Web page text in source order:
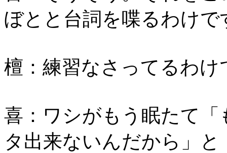
ぼとと台詞を喋るわけで
檀：練習なさってるわけ
喜：ワシがもう眠たて
タ出来ないんだから」